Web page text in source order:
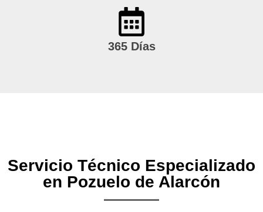
365 Días
Servicio Técnico Especializado
en Pozuelo de Alarcón